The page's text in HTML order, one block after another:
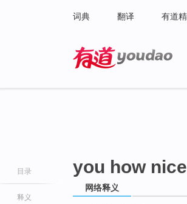
词典 翻译 有道
目录
释义
you how nice
网络释义